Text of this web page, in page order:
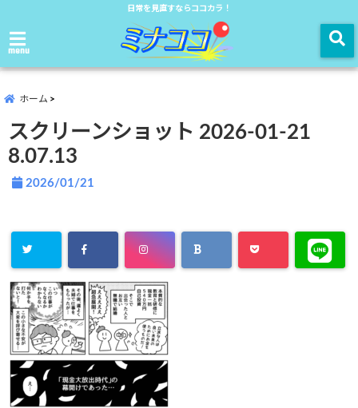
日常を見直すならココカラ！
menu
ホーム
スクリーンショット 2026-01-21
8.07.13
2026/01/21